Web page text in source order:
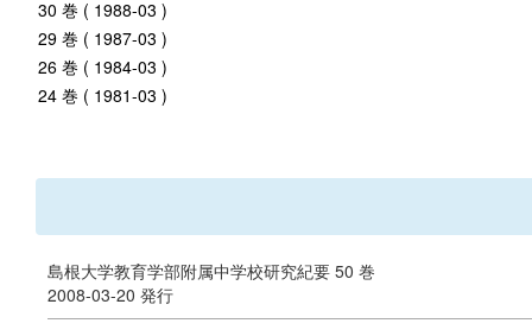
30 巻 ( 1988-03 )
29 巻 ( 1987-03 )
26 巻 ( 1984-03 )
24 巻 ( 1981-03 )
島根大学教育学部附属中学校研究紀要 50 巻
2008-03-20 発行